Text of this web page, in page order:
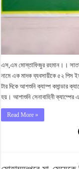
এস,এম মোস্তাফিজুর রহমান।।
নামে এক মাদক ব্যবসায়ীকে ৫২ পিস
টার দিকে আশশুনি ক্যাম্প কমান্ডার
হয়। আশাশুনি সেনাবাহিনী
Read More »